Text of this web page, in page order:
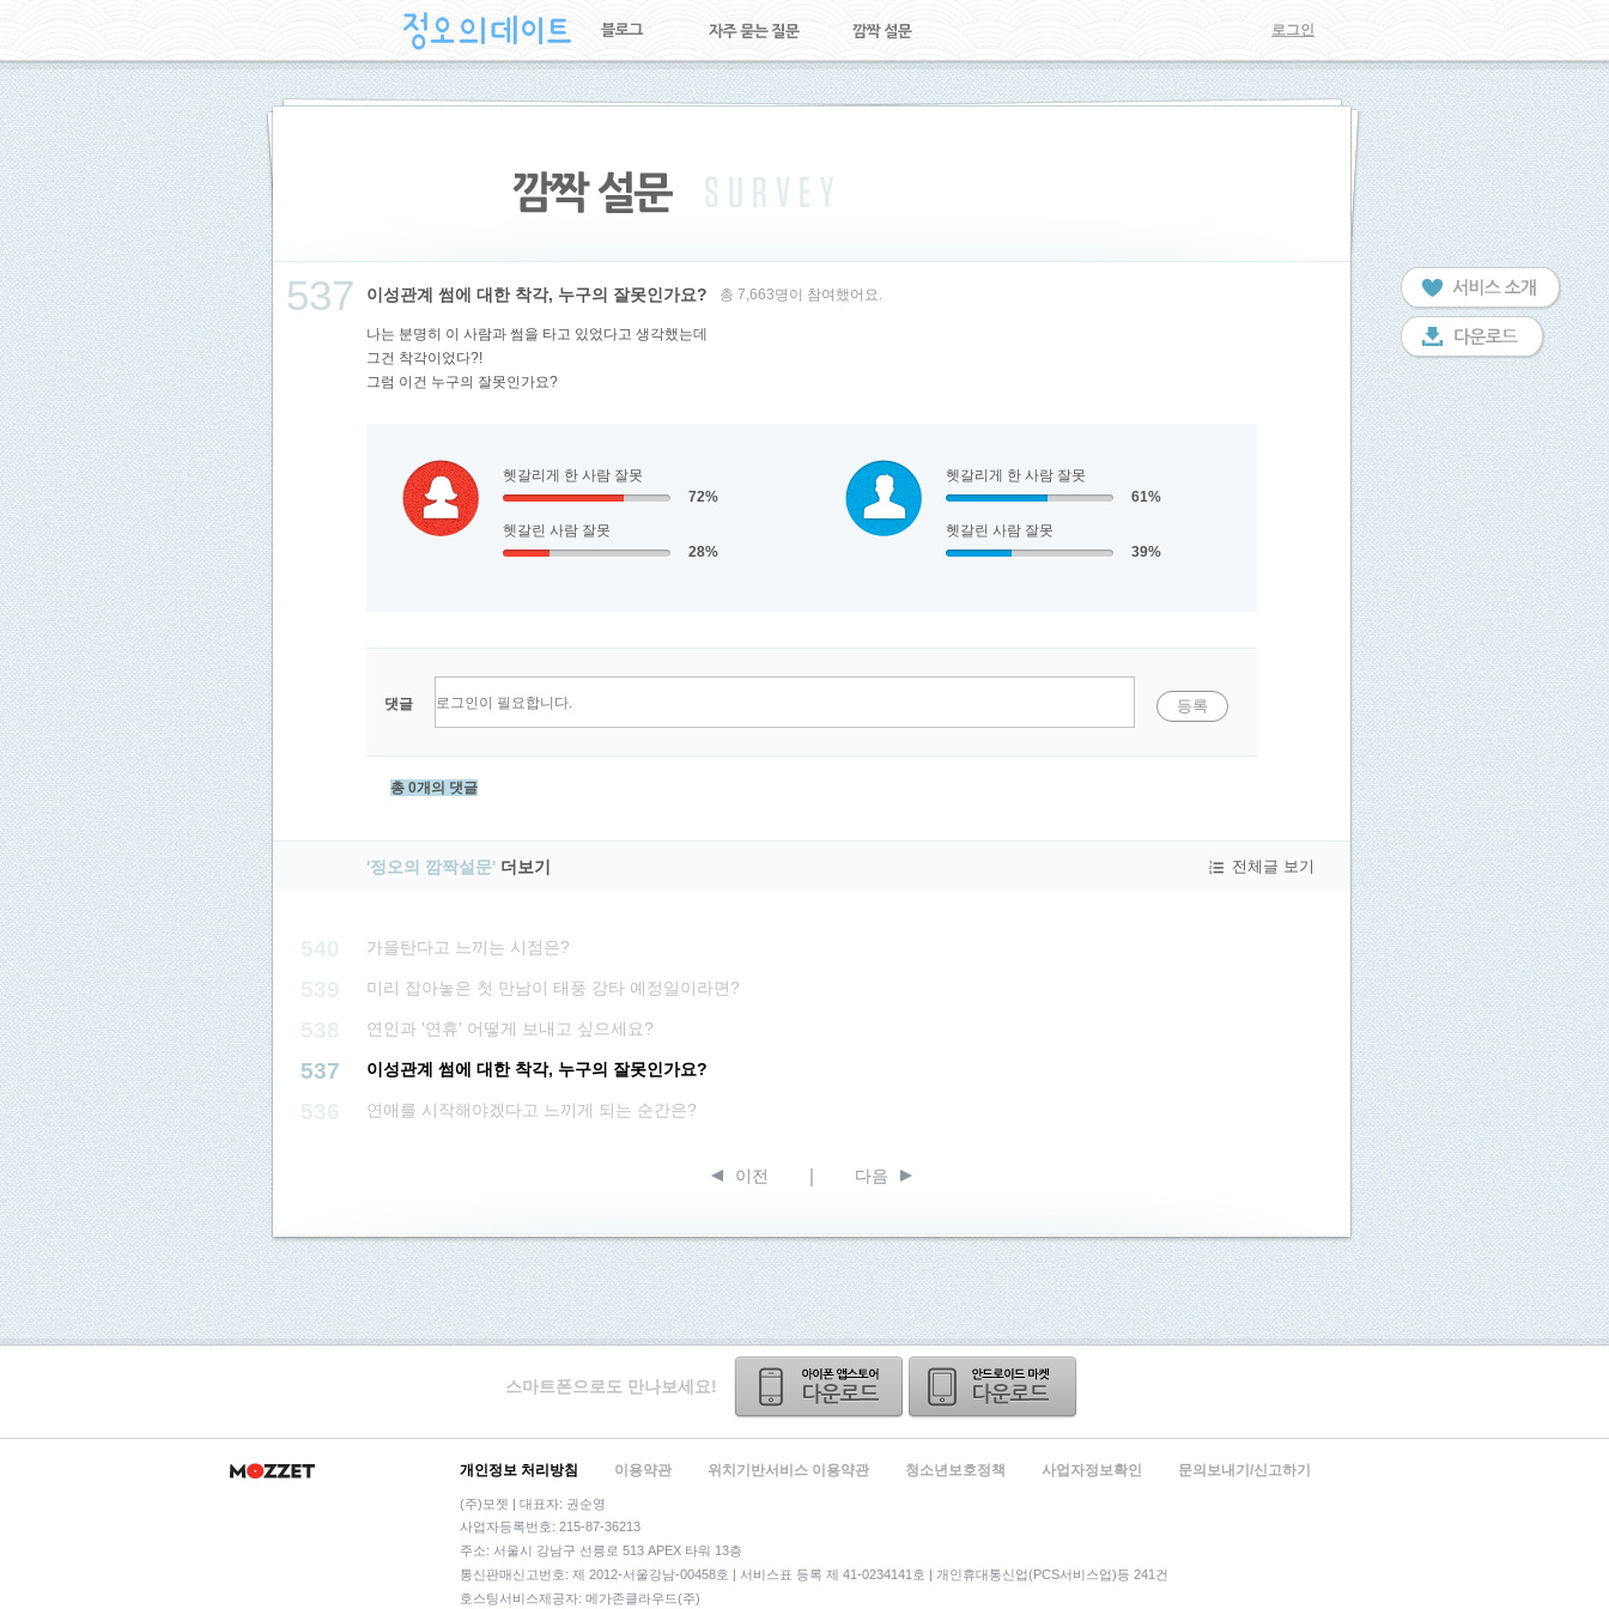
로그인
537 이성관계 썸에 대한 착각, 누구의 잘못인가요? 총 7,663명이 참여했어요.
나는 분명히 이 사람과 썸을 타고 있었다고 생각했는데
그건 착각이었다?!
그럼 이건 누구의 잘못인가요?
헷갈리게 한 사람 잘못
72%
헷갈린 사람 잘못
28%
헷갈리게 한 사람 잘못
61%
헷갈린 사람 잘못
39%
댓글 등록
총 0개의 댓글
'정오의 깜짝설문' 더보기 전체글 보기
가을탄다고 느끼는 시점은?
미리 잡아놓은 첫 만남이 태풍 강타 예정일이라면?
연인과 '연휴' 어떻게 보내고 싶으세요?
537 이성관계 썸에 대한 착각, 누구의 잘못인가요?
연애를 시작해야겠다고 느끼게 되는 순간은?
이전 다음
스마트폰으로도 만나보세요!
개인정보 처리방침 이용약관 위치기반서비스 이용약관 청소년보호정책 사업자정보확인 문의보내기/신고하기
(주)모젯 | 대표자: 권순영
사업자등록번호: 215-87-36213
주소: 서울시 강남구 선릉로 513 APEX 타워 13층
통신판매신고번호: 제 2012-서울강남-00458호 | 서비스표 등록 제 41-0234141호 | 개인휴대통신업(PCS서비스업)등 241건
호스팅서비스제공자: 메가존클라우드(주)